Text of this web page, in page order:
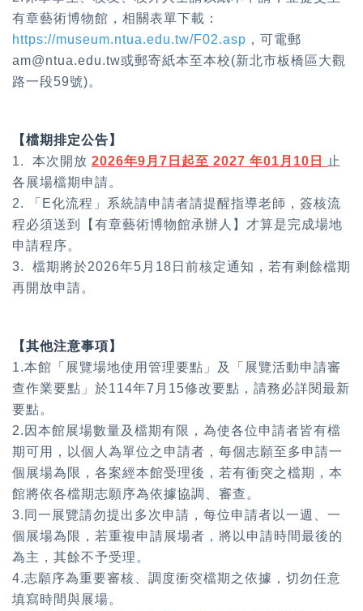
有章藝術博物館，相關表單下載：
https://museum.ntua.edu.tw/F02.asp ， 可電郵
am@ntua.edu.tw或郵寄紙本至本校(新北市板橋區大觀
路一段59號)。
【檔期排定公告】
1. 本次開放 2026年9月7日起至 2027 年01月10日
止
各展場檔期申請。
2. 「E化流程」系統請申請者請提醒指導老師，簽核流
程必須送到【有章藝術博物館承辦人】才算是完成場地
申請程序。
3. 檔期將於2026年5月18日前核定通知，若有剩餘檔期
再開放申請。
【其他注意事項】
1.本館「展覽場地使用管理要點」及「展覽活動申請審
查作業要點」於114年7月15修改要點，請務必詳閱最新
要點。
2.因本館展場數量及檔期有限，為使各位申請者皆有檔
期可用，以個人為單位之申請者，每個志願至多申請一
個展場為限，各案經本館受理後，若有衝突之檔期，本
館將依各檔期志願序為依據協調、審查。
3.同一展覽請勿提出多次申請，每位申請者以一週、一
個展場為限，若重複申請展場者，將以申請時間最後的
為主，其餘不予受理。
4.志願序為重要審核、調度衝突檔期之依據，切勿任意
填寫時間與展場。